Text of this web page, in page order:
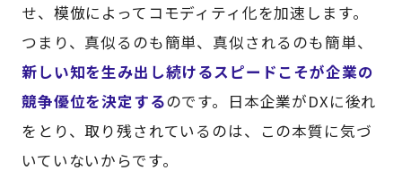
せ、模倣によってコモディティ化を加速します。
つまり、真似るのも簡単、真似されるのも簡単、
新しい知を生み出し続けるスピードこそが企業の
競争優位を決定するのです。日本企業がDXに後れ
をとり、取り残されているのは、この本質に気づ
いていないからです。